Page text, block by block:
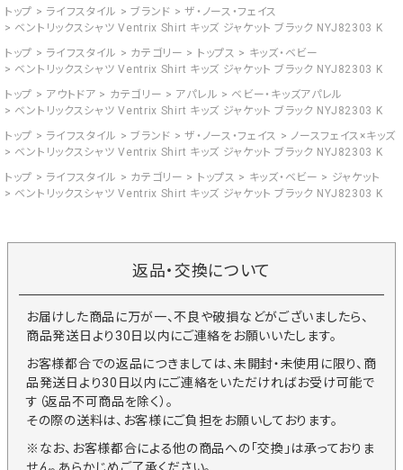
トップ ライフスタイル ブランド
ザ・ノース・フェイス
ベントリックスシャツ Ventrix Shirt キッズ ジャケット ブラック NYJ82303 K
トップ
ライフスタイル カテゴリー トップス
キッズ・ベビー
ベントリックスシャツ Ventrix Shirt キッズ ジャケット ブラック NYJ82303 K
トップ
アウトドア カテゴリー アパレル
ベビー・キッズアパレル
ベントリックスシャツ Ventrix Shirt キッズ ジャケット ブラック NYJ82303 K
トップ
ライフスタイル ブランド ザ・ノース・フェイス
ノースフェイス×キッズ
ベントリックスシャツ Ventrix Shirt キッズ ジャケット ブラック NYJ82303 K
トップ
ライフスタイル カテゴリー トップス キッズ・ベビー
ジャケット
ベントリックスシャツ Ventrix Shirt キッズ ジャケット ブラック NYJ82303 K
返品・交換について
お届けした商品に万が一、不良や破損などがございましたら、
商品発送日より30日以内にご連絡をお願いいたします。
お客様都合での返品につきましては、未開封・未使用に限り、商
品発送日より30日以内にご連絡をいただければお受け可能で
す（返品不可商品を除く）。
その際の送料は、お客様にご負担をお願いしております。
※なお、お客様都合による他の商品への「交換」は承っておりま